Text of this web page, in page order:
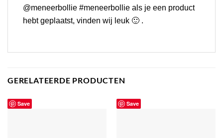
@meneerbollie #meneerbollie als je een product
hebt geplaatst, vinden wij leuk 🙂 .
GERELATEERDE PRODUCTEN
Save Save